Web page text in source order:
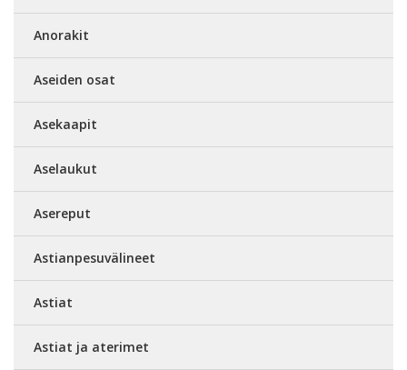
Anorakit
Aseiden osat
Asekaapit
Aselaukut
Asereput
Astianpesuvälineet
Astiat
Astiat ja aterimet